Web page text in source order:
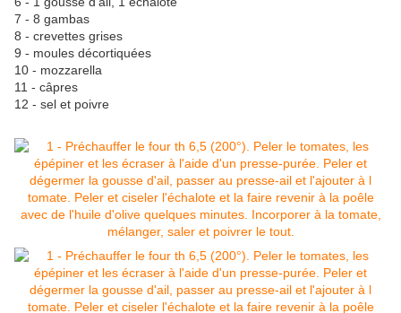
7 - 8 gambas
8 - crevettes grises
9 - moules décortiquées
10 - mozzarella
11 - câpres
12 - sel et poivre